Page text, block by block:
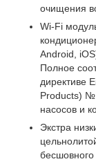
очищения
Wi-Fi
Android,
Полное
директиве
Products) №
насосов и
Экстра